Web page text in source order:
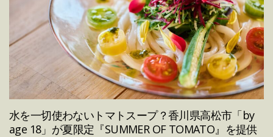
水を一切使わないトマトスープ？香川県高松市「by
age 18」が夏限定『SUMMER OF TOMATO』を提供